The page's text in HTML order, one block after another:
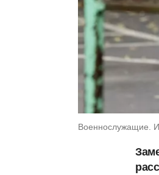
Военнослужащие.